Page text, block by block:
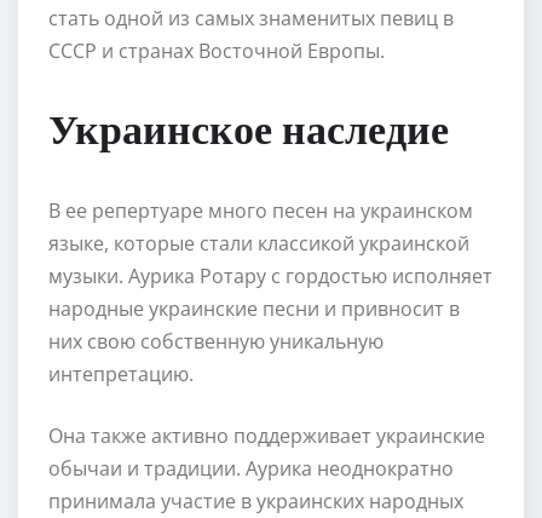
стать одной из самых знаменитых певиц в
СССР и странах Восточной Европы.
Украинское наследие
В ее репертуаре много песен на украинском
языке, которые стали классикой украинской
музыки. Аурика Ротару с гордостью исполняет
народные украинские песни и привносит в
них свою собственную уникальную
интепретацию.
Она также активно поддерживает украинские
обычаи и традиции. Аурика неоднократно
принимала участие в украинских народных